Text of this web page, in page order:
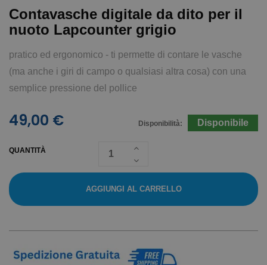
Contavasche digitale da dito per il
nuoto Lapcounter grigio
pratico ed ergonomico - ti permette di contare le vasche
(ma anche i giri di campo o qualsiasi altra cosa) con una
semplice pressione del pollice
Disponibilità: Disponibile
49,00 €
QUANTITÀ
AGGIUNGI AL CARRELLO